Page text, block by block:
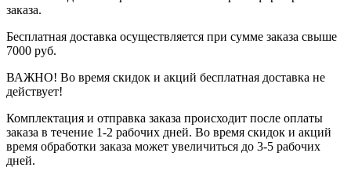
заказа.
Бесплатная доставка осуществляется при сумме заказа свыше
7000 руб.
ВАЖНО! Во время скидок и акций бесплатная доставка не
действует!
Комплектация и отправка заказа происходит после оплаты
заказа в течение 1-2 рабочих дней. Во время скидок и акций
время обработки заказа может увеличиться до 3-5 рабочих
дней.